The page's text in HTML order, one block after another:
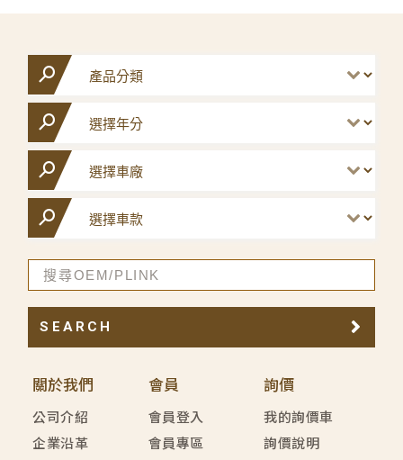
關於我們
公司介紹
企業沿革
會員
會員登入
會員專區
詢價
我的詢價車
詢價說明
SEARCH